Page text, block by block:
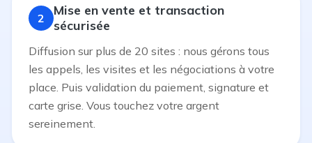
2
Mise en vente et transaction
sécurisée
Diffusion sur plus de 20 sites : nous gérons tous
les appels, les visites et les négociations à votre
place. Puis validation du paiement, signature et
carte grise. Vous touchez votre argent
sereinement.